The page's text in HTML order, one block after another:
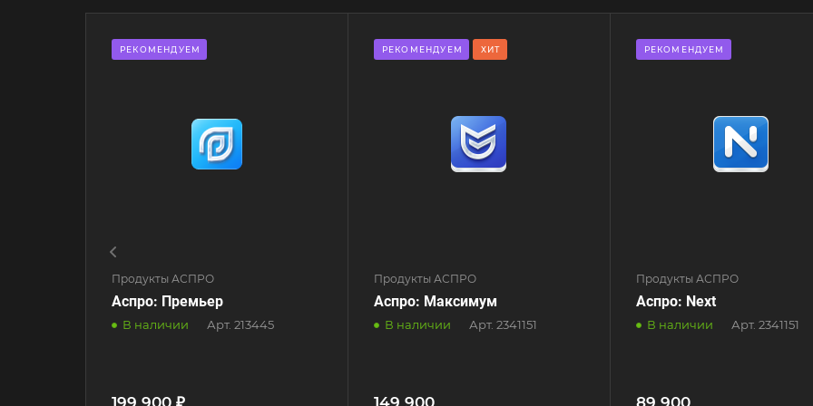
РЕКОМЕНДУЕМ
Продукты АСПРО
Аспро: Премьер
В наличии Арт. 213445
199 900 ₽
РЕКОМЕНДУЕМ ХИТ
Продукты АСПРО
Аспро: Максимум
В наличии Арт. 2341151
149 900
РЕКОМЕНДУЕМ
Продукты АСПРО
Аспро: Next
В наличии Арт. 2341151
89 900